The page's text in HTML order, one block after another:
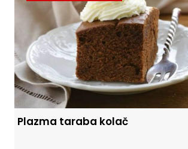
Plazma taraba kolač